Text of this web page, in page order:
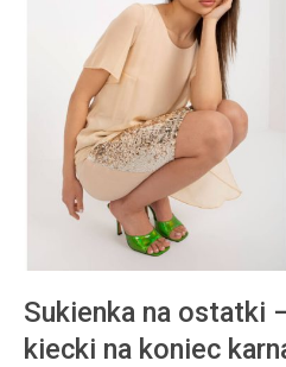
Sukienka na ostatki
kiecki na koniec